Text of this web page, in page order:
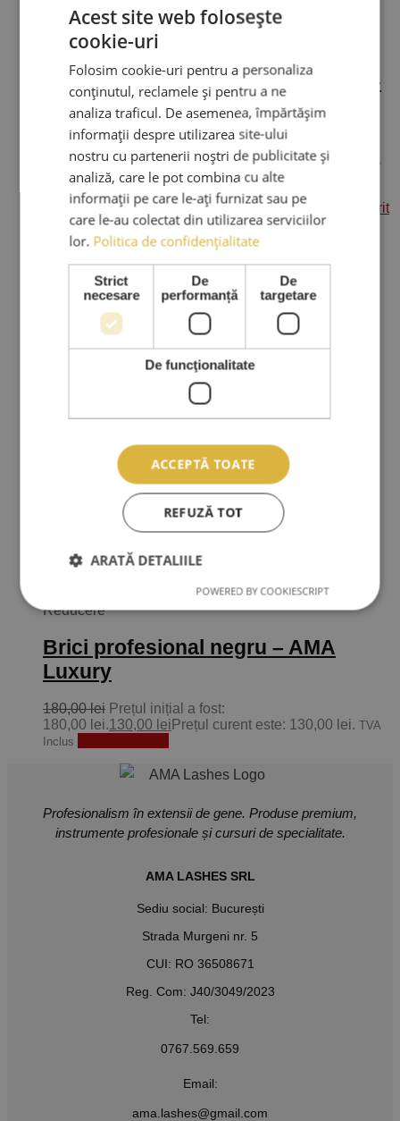
Adauga la Produse preferate
Reducere
Foarfeca profesionala frizerie M1 –
AMA Luxury (5.5 inch)
340,00lei Prețul inițial a fost:
340,00 lei. 260,00leiPrețul curent este: 260,00 lei.
TVA
Inclus Adaugă în coș
Adauga la Produse preferate
Reducere
Brici profesional negru – AMA
Luxury
180,00lei Prețul inițial a fost:
180,00 lei.130,00 lei Prețul curent este: 130,00 lei. TVA
Inclus
Profesionalism în extensii de gene. Produse premium,
instrumente profesionale și cursuri de specialitate.
AMA LASHES SRL
Sediu social: București
Strada Murgeni nr. 5
CUI: RO 36508671
Reg. Com: J40/3049/2023
Tel:
0767.569.659
Email:
ama.lashes@gmail.com
Acest site web folosește
cookie-uri
Folosim cookie-uri pentru a personaliza
conținutul, reclamele și pentru a ne
analiza traficul. De asemenea, împărtășim
informații despre utilizarea site-ului
nostru cu partenerii noștri de publicitate și
analiză, care le pot combina cu alte
informații pe care le-ați furnizat sau pe
care le-au colectat din utilizarea serviciilor
lor. Politica de confidențialitate
Strict
necesare
De
performanță
De
targetare
De funcţionalitate
ACCEPTĂ TOATE
REFUZĂ TOT
ARATĂ DETALIILE
POWERED BY COOKIESCRIPT